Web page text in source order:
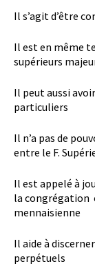
Il s’agit d’être
Il est en même
supérieurs
Il peut aussi
particuliers
Il n’a pas de
entre le F.
Il est appelé à
la congrégation
mennaisienne
Il aide à
perpétuels